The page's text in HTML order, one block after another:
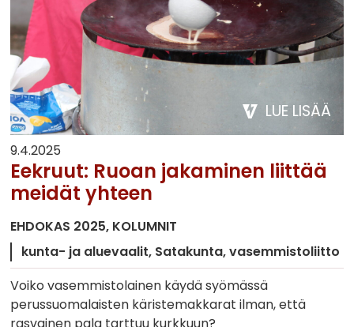
LUE LISÄÄ
9.4.2025
Eekruut: Ruoan jakaminen liittää
meidät yhteen
EHDOKAS 2025 KOLUMNIT
kunta- ja aluevaalit Satakunta vasemmistoliitto
Voiko vasemmistolainen käydä syömässä
perussuomalaisten käristemakkarat ilman, että
rasvainen pala tarttuu kurkkuun?